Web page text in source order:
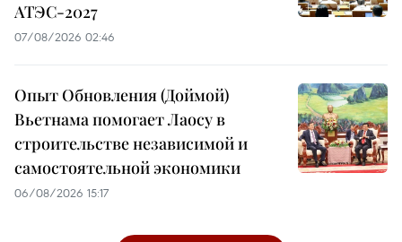
АТЭС-2027
07/08/2026 02:46
Опыт Обновления (Доймой)
Вьетнама помогает Лаосу в
строительстве независимой и
самостоятельной экономики
06/08/2026 15:17